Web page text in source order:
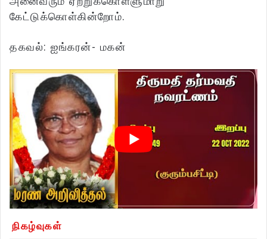
கேட்டுக்கொள்கின்றோம்.
தகவல்: ஐங்கரன்- மகன்
நிகழ்வுகள்